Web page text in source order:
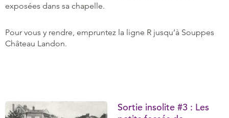
exposées dans sa chapelle.
Pour vous y rendre, empruntez la ligne R jusqu’à Souppes
Château Landon.
Sortie insolite #3 : Les